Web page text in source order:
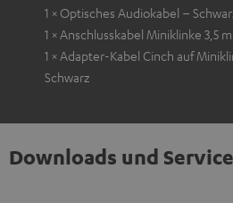
1 × Optisches Audiokabel –
1 × Anschlusskabel Miniklinke 3,5
1 × Adapter-Kabel Cinch auf
Schwarz
Downloads und Service